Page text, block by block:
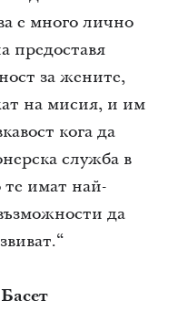
е много лично
предоставя
за жените,
на мисия, и им
кога да
служба в
те имат най-
да